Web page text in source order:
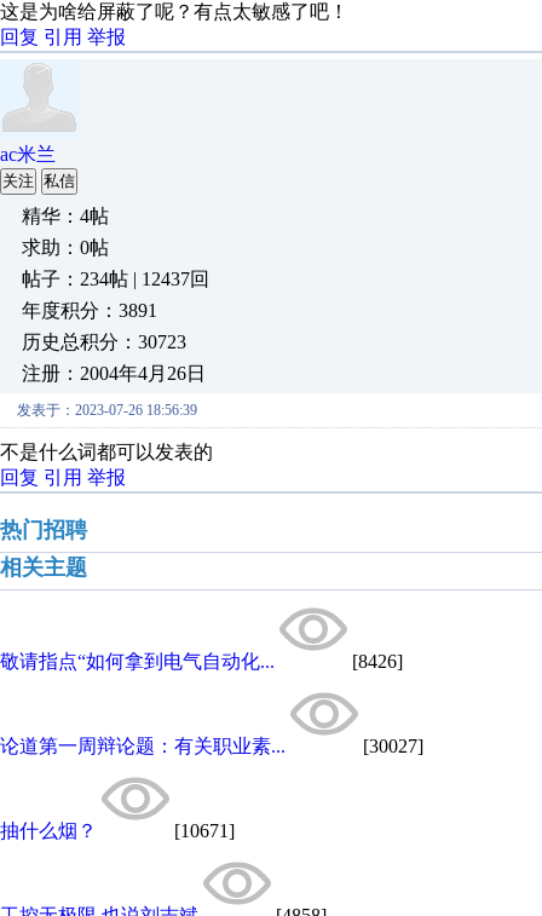
这是为啥给屏蔽了呢？有点太敏感了吧！
回复 引用 举报
ac米兰
关注 私信
精华：4帖
求助：0帖
帖子：234帖 | 12437回
年度积分：3891
历史总积分：30723
注册：2004年4月26日
发表于：2023-07-26 18:56:39
不是什么词都可以发表的
回复 引用 举报
热门招聘
相关主题
敬请指点“如何拿到电气自动化... [8426]
论道第一周辩论题：有关职业素... [30027]
抽什么烟？ [10671]